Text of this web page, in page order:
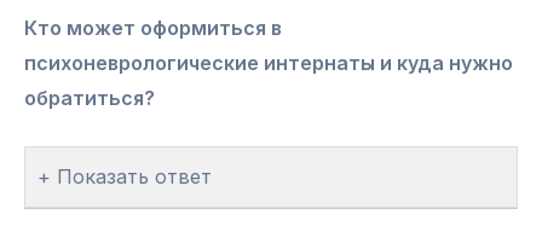
Кто может оформиться в
психоневрологические интернаты и куда нужно
обратиться?
Показать ответ